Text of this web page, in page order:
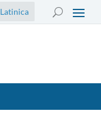
Latinica